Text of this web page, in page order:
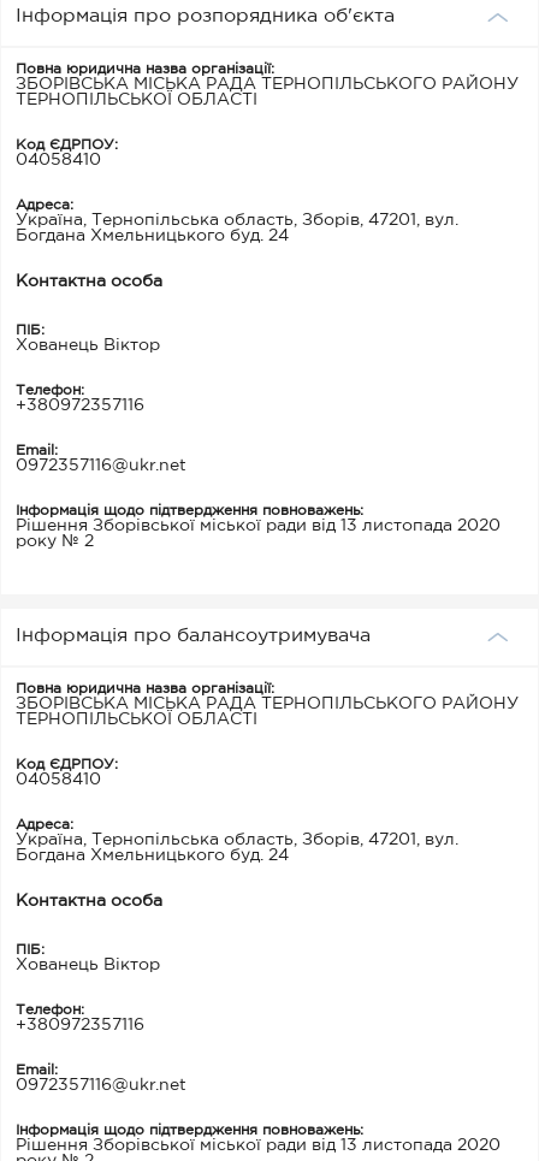
Інформація про розпорядника об'єкта
Повна юридична назва організації:
ЗБОРІВСЬКА МІСЬКА РАДА ТЕРНОПІЛЬСЬКОГО РАЙОНУ
ТЕРНОПІЛЬСЬКОЇ ОБЛАСТІ
Код ЄДРПОУ:
04058410
Адреса:
Україна, Тернопільська область, Зборів, 47201, вул.
Богдана Хмельницького буд. 24
Контактна особа
ПІБ:
Хованець Віктор
Телефон:
+380972357116
Email:
0972357116@ukr.net
Інформація щодо підтвердження повноважень:
Рішення Зборівської міської ради від 13 листопада 2020
року № 2
Інформація про балансоутримувача
Повна юридична назва організації:
ЗБОРІВСЬКА МІСЬКА РАДА ТЕРНОПІЛЬСЬКОГО РАЙОНУ
ТЕРНОПІЛЬСЬКОЇ ОБЛАСТІ
Код ЄДРПОУ:
04058410
Адреса:
Україна, Тернопільська область, Зборів, 47201, вул.
Богдана Хмельницького буд. 24
Контактна особа
ПІБ:
Хованець Віктор
Телефон:
+380972357116
Email:
0972357116@ukr.net
Інформація щодо підтвердження повноважень:
Рішення Зборівської міської ради від 13 листопада 2020